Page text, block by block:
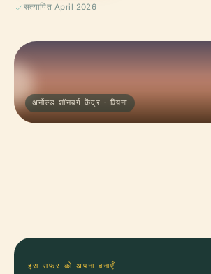
सत्यापित April 2026
अर्नोल्ड शॉनबर्ग केंद्र · वियना
इस सफर को अपना बनाएँ